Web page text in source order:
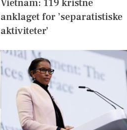
Vietnam: 119 kristne
anklaget for ’separatistiske
aktiviteter’